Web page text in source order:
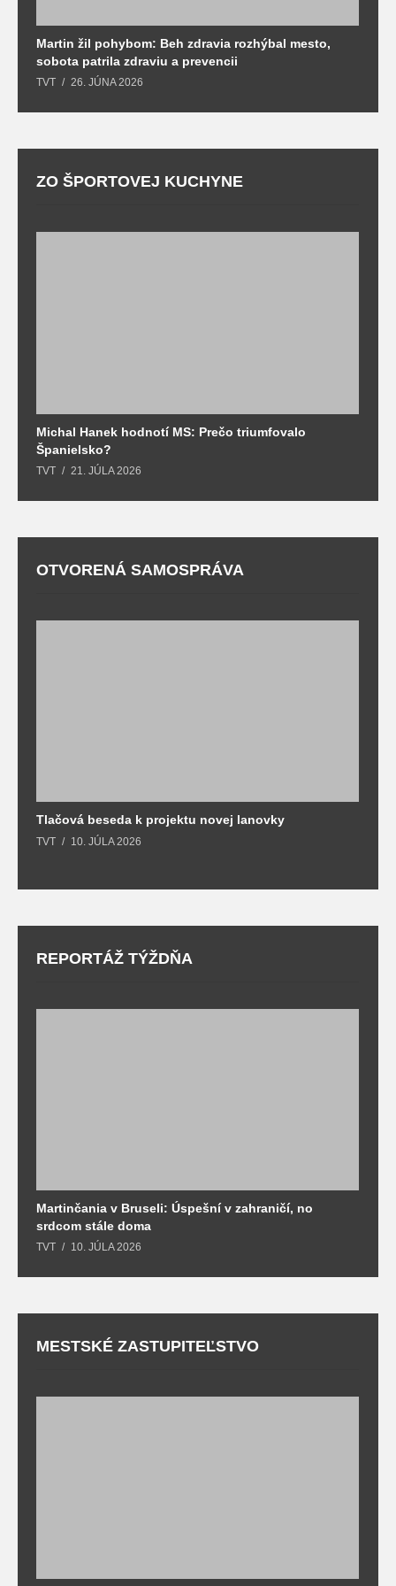
Martin žil pohybom: Beh zdravia rozhýbal mesto,
sobota patrila zdraviu a prevencii
TVT 26. JÚNA 2026
ZO ŠPORTOVEJ KUCHYNE
Michal Hanek hodnotí MS: Prečo triumfovalo
Španielsko?
TVT 21. JÚLA 2026
OTVORENÁ SAMOSPRÁVA
Tlačová beseda k projektu novej lanovky
TVT 10. JÚLA 2026
REPORTÁŽ TÝŽDŇA
Martinčania v Bruseli: Úspešní v zahraničí, no
srdcom stále doma
TVT 10. JÚLA 2026
MESTSKÉ ZASTUPITEĽSTVO